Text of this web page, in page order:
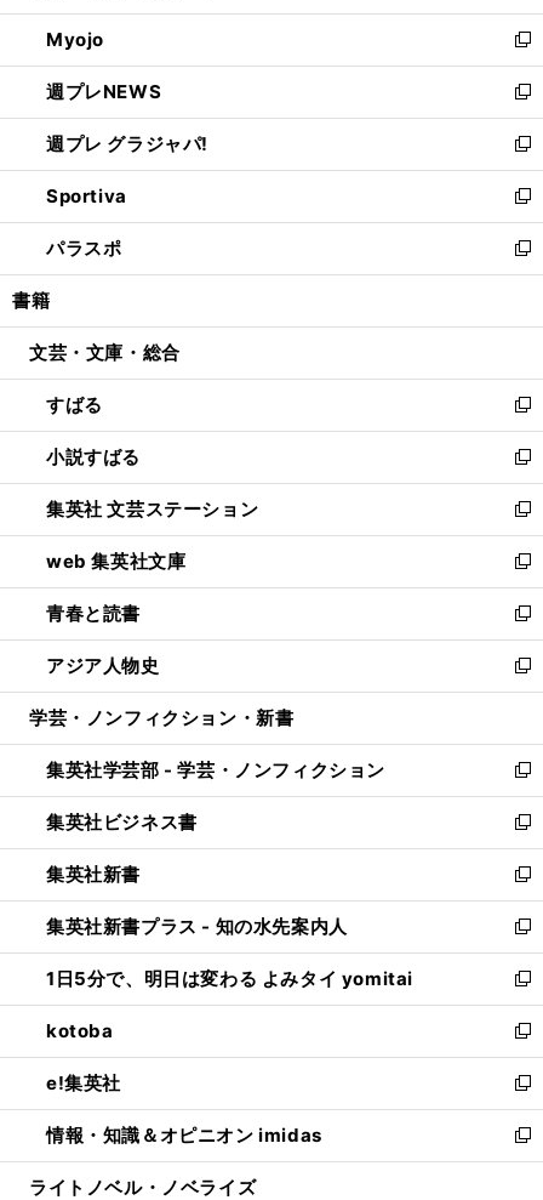
開
く
ウ
で
開
く
ン
ド
ウ
で
開
く
ウ
ィ
ン
ド
ウ
で
開
く
Myojo
新
し
い
ウ
ィ
ン
ド
ウ
で
開
週プレNEWS
新
し
い
ウ
ィ
ン
ド
ウ
開
週プレ グラジャパ!
新
し
い
ウ
ィ
ン
ウ
開
く
Sportiva
新
し
い
ウ
ン
ウ
で
開
く
パラスポ
新
し
ウ
ン
ド
ウ
で
開
く
書籍
文芸・文庫・総合
すばる
新
し
い
ウ
ィ
ン
ド
ウ
で
開
く
小説すばる
新
し
い
ウ
ィ
ン
ド
ウ
で
開
集英社 文芸ステーション
新
し
い
ウ
ィ
ン
ド
ウ
開
く
web 集英社文庫
新
し
い
ウ
ィ
ン
ウ
で
開
く
青春と読書
新
し
い
ウ
ン
ド
ウ
で
開
く
アジア人物史
新
し
ウ
ィ
ン
ド
ウ
で
開
く
学芸・ノンフィクション・新書
集英社学芸部 - 学芸・ノンフィクション
新
し
い
ウ
ィ
ン
ド
ウ
で
開
く
集英社ビジネス書
新
し
い
ウ
ィ
ン
ド
ウ
で
開
く
集英社新書
新
し
い
ウ
ィ
ン
ド
ウ
で
開
く
集英社新書プラス - 知の水先案内人
新
し
い
ウ
ィ
ン
ド
ウ
で
開
1日5分で、明日は変わる よみタイ yomitai
新
し
い
ウ
ィ
ン
ド
ウ
kotoba
新
し
い
ウ
ィ
ン
e!集英社
新
し
い
ウ
情報・知識＆オピニオン imidas
新
し
ライトノベル・ノベライズ